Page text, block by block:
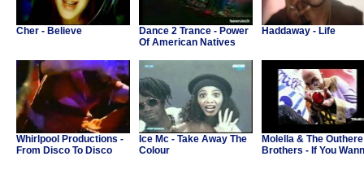
Cher - Believe
Dance 2 Trance - Power
Of American Natives
Haddaway - Life
Whirlpool Productions -
From Disco To Disco
Ice Mc - Take Away The
Colour
Molella & The Outhere
Brothers - If You